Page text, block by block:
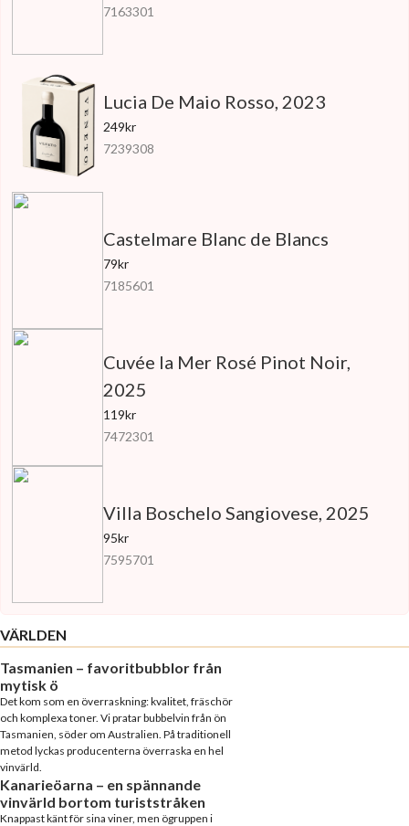
7163301
Lucia De Maio Rosso, 2023
249kr
7239308
Castelmare Blanc de Blancs
79kr
7185601
Cuvée la Mer Rosé Pinot Noir,
2025
119kr
7472301
Villa Boschelo Sangiovese, 2025
95kr
7595701
VÄRLDEN
Tasmanien – favoritbubblor från
mytisk ö
Det kom som en överraskning: kvalitet, fräschör
och komplexa toner. Vi pratar bubbelvin från ön
Tasmanien, söder om Australien. På traditionell
metod lyckas producenterna överraska en hel
vinvärld.
Kanarieöarna – en spännande
vinvärld bortom turiststråken
Knappast känt för sina viner, men ögruppen i